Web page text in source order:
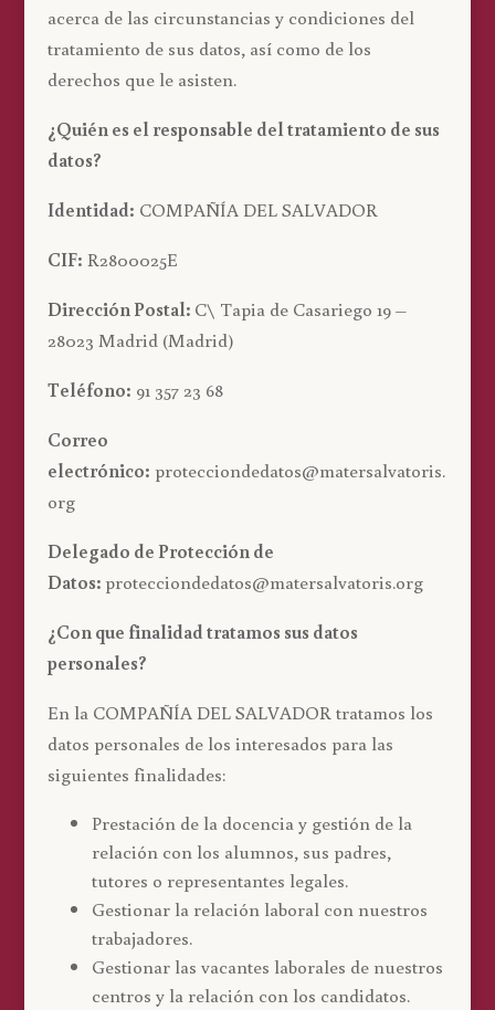
acerca de las circunstancias y condiciones del
tratamiento de sus datos, así como de los
derechos que le asisten.
¿Quién es el responsable del tratamiento de sus
datos?
Identidad: COMPAÑÍA DEL SALVADOR
CIF: R2800025E
Dirección Postal: C\ Tapia de Casariego 19 –
28023 Madrid (Madrid)
Teléfono: 91 357 23 68
Correo
electrónico: protecciondedatos@matersalvatoris.
org
Delegado de Protección de
Datos: protecciondedatos@matersalvatoris.org
¿Con que finalidad tratamos sus datos
personales?
En la COMPAÑÍA DEL SALVADOR tratamos los
datos personales de los interesados para las
siguientes finalidades:
Prestación de la docencia y gestión de la
relación con los alumnos, sus padres,
tutores o representantes legales.
Gestionar la relación laboral con nuestros
trabajadores.
Gestionar las vacantes laborales de nuestros
centros y la relación con los candidatos.